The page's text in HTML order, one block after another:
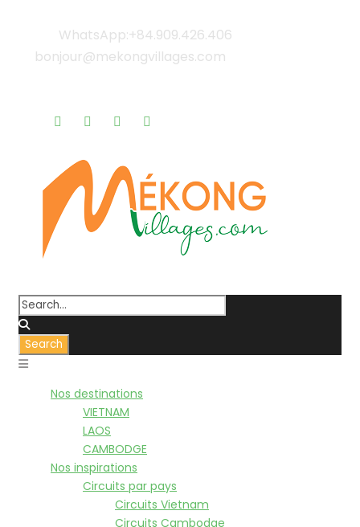
WhatsApp:+84.909.426.406
bonjour@mekongvillages.com
Nos destinations
VIETNAM
LAOS
CAMBODGE
Nos inspirations
Circuits par pays
Circuits Vietnam
Circuits Cambodge